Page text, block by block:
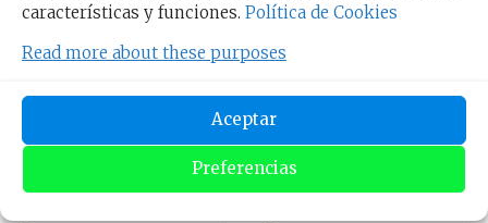
características y funciones. Política de Cookies
Read more about these purposes
Aceptar
Preferencias
Más sobre las Extensiones
y el TPS
Si buscas quedarte en Estados Unidos por más
esto quizás te puede ayudar